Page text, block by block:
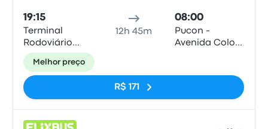
19:15
Terminal
Rodoviário
Valparaiso
12h 45m
08:00
Pucon -
Avenida Colo
Melhor preço
R$ 171